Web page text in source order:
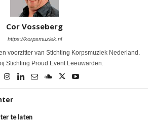
Cor Vosseberg
https://korpsmuziek.nl
voorzitter van Stichting Korpsmuziek Nederland.
Stichting Proud Event Leeuwarden.
te laten